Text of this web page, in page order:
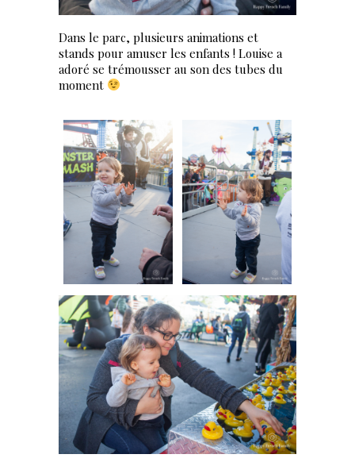
Dans le parc, plusieurs animations et
stands pour amuser les enfants ! Louise a
adoré se trémousser au son des tubes du
moment